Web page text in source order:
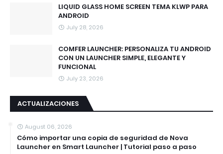
LIQUID GLASS HOME SCREEN TEMA KLWP PARA
ANDROID
July 28, 2026
COMFER LAUNCHER: PERSONALIZA TU ANDROID
CON UN LAUNCHER SIMPLE, ELEGANTE Y
FUNCIONAL
July 23, 2026
ACTUALIZACIONES
August 06, 2026
Cómo importar una copia de seguridad de Nova
Launcher en Smart Launcher | Tutorial paso a paso